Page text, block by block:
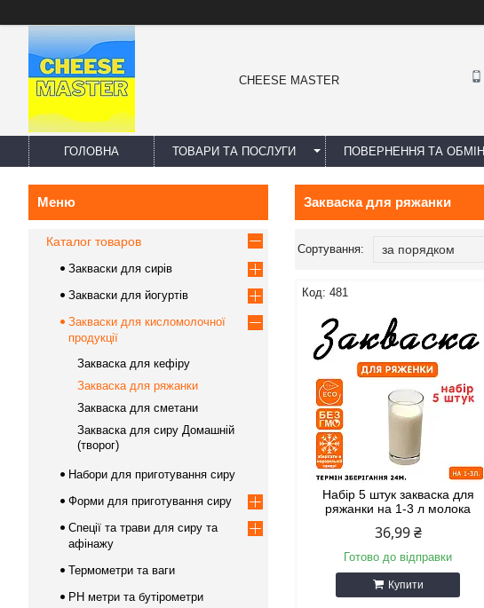
CHEESE MASTER
ГОЛОВНА ТОВАРИ ТА ПОСЛУГИ ПОВЕРНЕННЯ ТА ОБМІН
Закваска для ряжанки
481
Набір 5 штук закваска для
ряжанки на 1-3 л молока
36,99 ₴
Готово до відправки
Купити
Каталог товаров
Закваски для сирів
Закваски для йогуртів
Закваски для кисломолочної
продукції
Закваска для кефіру
Закваска для ряжанки
Закваска для сметани
Закваска для сиру Домашній
(творог)
Набори для приготування сиру
Форми для приготування сиру
Спеції та трави для сиру та
афінажу
Термометри та ваги
PH метри та бутірометри